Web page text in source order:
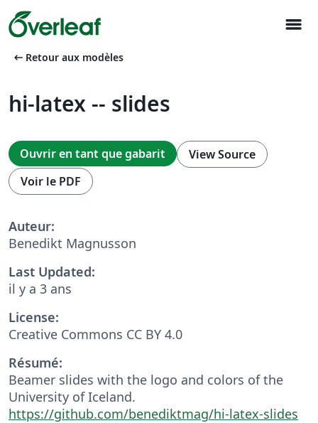
menu
arrow_left_alt Retour aux modèles
hi-latex -- slides
Ouvrir en tant que gabarit
View Source
Voir le PDF
Auteur:
Benedikt Magnusson
Last Updated:
il y a 3 ans
License:
Creative Commons CC BY 4.0
Résumé:
Beamer slides with the logo and colors of the
University of Iceland.
https://github.com/benediktmag/hi-latex-slides